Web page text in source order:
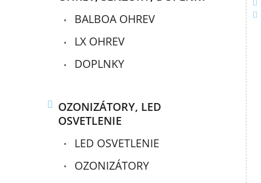
BALBOA OHREV
LX OHREV
DOPLNKY
OZONIZÁTORY, LED
OSVETLENIE
LED OSVETLENIE
OZONIZÁTORY